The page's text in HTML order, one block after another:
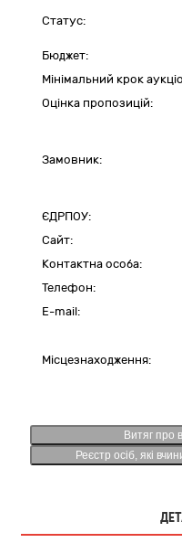
Статус:
Бюджет:
Мінімальний крок
Оцінка пропозицій:
Замовник:
ЄДРПОУ:
Сайт:
Контактна особа:
Телефон:
E-mail:
Місцезнаходження:
Витяг про
Реєстр осіб, які